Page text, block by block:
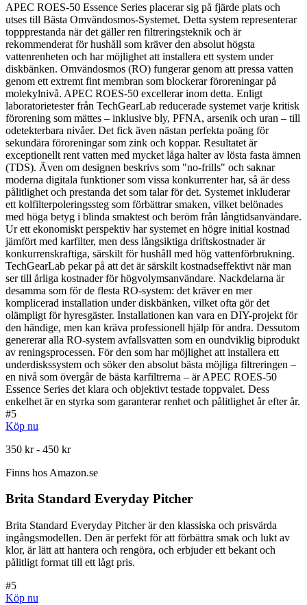
APEC ROES-50 Essence Series placerar sig på fjärde plats och
utses till Bästa Omvändosmos-Systemet. Detta system representerar
toppprestanda när det gäller ren filtreringsteknik och är
rekommenderat för hushåll som kräver den absolut högsta
vattenrenheten och har möjlighet att installera ett system under
diskbänken. Omvändosmos (RO) fungerar genom att pressa vatten
genom ett extremt fint membran som blockerar föroreningar på
molekylnivå. APEC ROES-50 excellerar inom detta. Enligt
laboratorietester från TechGearLab reducerade systemet varje kritisk
förorening som mättes – inklusive bly, PFNA, arsenik och uran – till
odetekterbara nivåer. Det fick även nästan perfekta poäng för
sekundära föroreningar som zink och koppar. Resultatet är
exceptionellt rent vatten med mycket låga halter av lösta fasta ämnen
(TDS). Även om designen beskrivs som "no-frills" och saknar
moderna digitala funktioner som vissa konkurrenter har, så är dess
pålitlighet och prestanda det som talar för det. Systemet inkluderar
ett kolfilterpoleringssteg som förbättrar smaken, vilket belönades
med höga betyg i blinda smaktest och beröm från långtidsanvändare.
Ur ett ekonomiskt perspektiv har systemet en högre initial kostnad
jämfört med karfilter, men dess långsiktiga driftskostnader är
konkurrenskraftiga, särskilt för hushåll med hög vattenförbrukning.
TechGearLab pekar på att det är särskilt kostnadseffektivt när man
ser till årliga kostnader för högvolymsanvändare. Nackdelarna är
desamma som för de flesta RO-system: det kräver en mer
komplicerad installation under diskbänken, vilket ofta gör det
olämpligt för hyresgäster. Installationen kan vara en DIY-projekt för
den händige, men kan kräva professionell hjälp för andra. Dessutom
genererar alla RO-system avfallsvatten som en oundviklig biprodukt
av reningsprocessen. För den som har möjlighet att installera ett
underdiskssystem och söker den absolut bästa möjliga filtreringen –
en nivå som övergår de bästa karfiltrerna – är APEC ROES-50
Essence Series det klara och objektivt testade toppvalet. Dess
enkelhet är en styrka som garanterar renhet och pålitlighet år efter år.
#5
Köp nu
350 kr - 450 kr
Finns hos Amazon.se
Brita Standard Everyday Pitcher
Brita Standard Everyday Pitcher är den klassiska och prisvärda
ingångsmodellen. Den är perfekt för att förbättra smak och lukt av
klor, är lätt att hantera och rengöra, och erbjuder ett bekant och
pålitligt format till ett lågt pris.
#5
Köp nu